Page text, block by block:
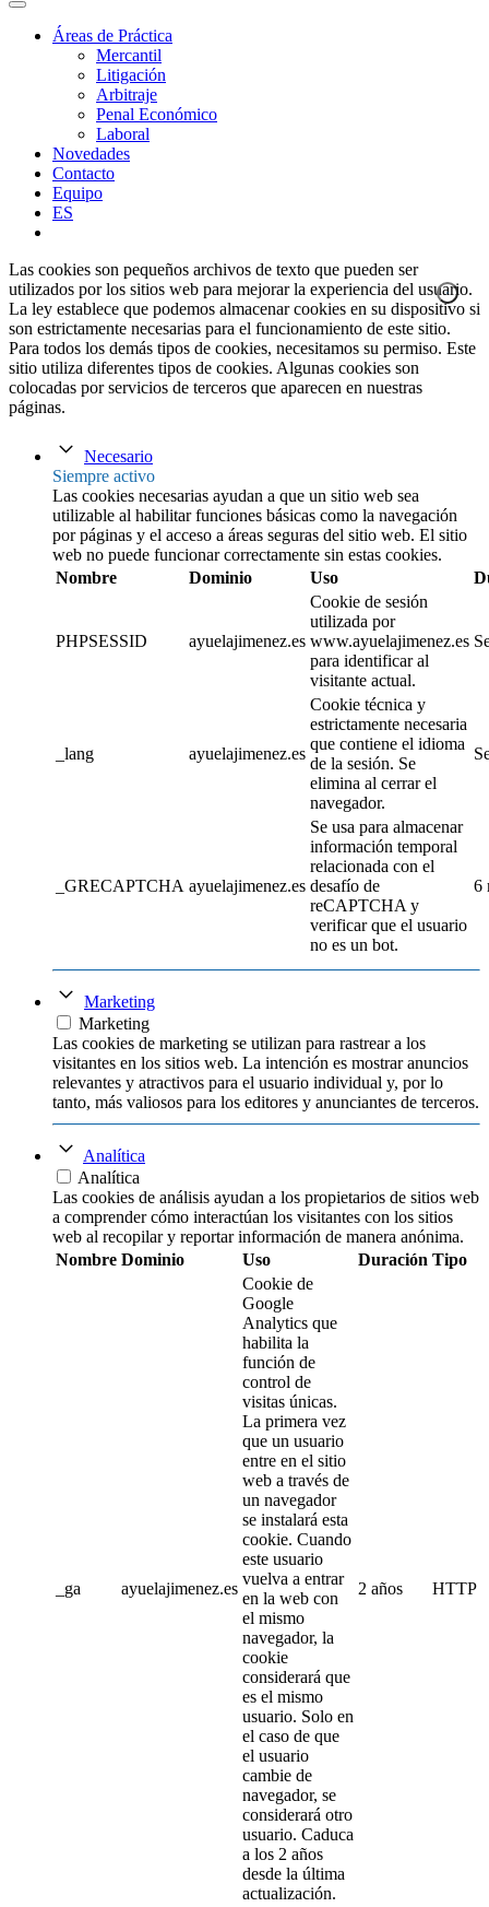
Áreas de Práctica
Mercantil
Litigación
Arbitraje
Penal Económico
Laboral
Novedades
Contacto
Equipo
ES
Las cookies son pequeños archivos de texto que pueden ser
utilizados por los sitios web para mejorar la experiencia del usuario.
La ley establece que podemos almacenar cookies en su dispositivo si
son estrictamente necesarias para el funcionamiento de este sitio.
Para todos los demás tipos de cookies, necesitamos su permiso. Este
sitio utiliza diferentes tipos de cookies. Algunas cookies son
colocadas por servicios de terceros que aparecen en nuestras
páginas.
Necesario
Siempre activo
Las cookies necesarias ayudan a que un sitio web sea
utilizable al habilitar funciones básicas como la navegación
por páginas y el acceso a áreas seguras del sitio web. El sitio
web no puede funcionar correctamente sin estas cookies.
Nombre
Dominio Uso
PHPSESSID ayuelajimenez.es
Cookie de sesión
utilizada por
www.ayuelajimenez.es
para identificar al
visitante actual.
_lang ayuelajimenez.es
Cookie técnica y
estrictamente necesaria
que contiene el idioma
de la sesión. Se
elimina al cerrar el
navegador.
_GRECAPTCHA ayuelajimenez.es
Se usa para almacenar
información temporal
relacionada con el
desafío de
reCAPTCHA y
verificar que el usuario
no es un bot.
6
Marketing
Marketing
Las cookies de marketing se utilizan para rastrear a los
visitantes en los sitios web. La intención es mostrar anuncios
relevantes y atractivos para el usuario individual y, por lo
tanto, más valiosos para los editores y anunciantes de terceros.
Analítica
Analítica
Las cookies de análisis ayudan a los propietarios de sitios web
a comprender cómo interactúan los visitantes con los sitios
web al recopilar y reportar información de manera anónima.
Nombre Dominio Uso Duración Tipo
_ga ayuelajimenez.es
Cookie de
Google
Analytics que
habilita la
función de
control de
visitas únicas.
La primera vez
que un usuario
entre en el sitio
web a través de
un navegador
se instalará esta
cookie. Cuando
este usuario
vuelva a entrar
en la web con
el mismo
navegador, la
cookie
considerará que
es el mismo
usuario. Solo en
el caso de que
el usuario
cambie de
navegador, se
considerará otro
usuario. Caduca
a los 2 años
desde la última
actualización.
2 años HTTP